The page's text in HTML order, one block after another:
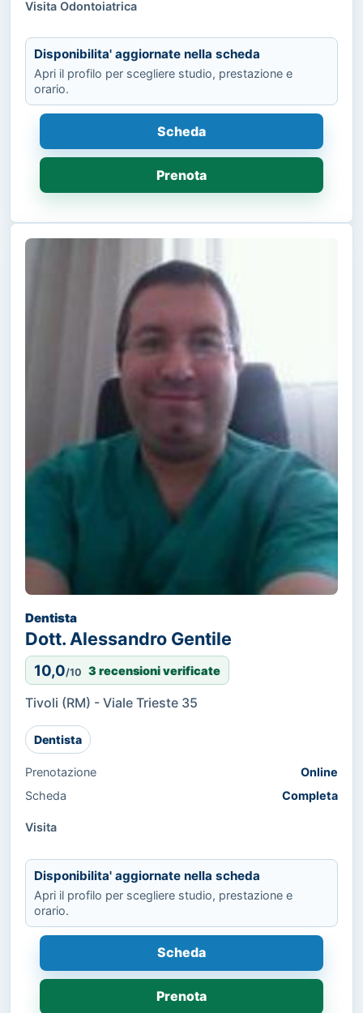
Visita Odontoiatrica
Disponibilita' aggiornate nella scheda
Apri il profilo per scegliere studio, prestazione e
orario.
Scheda
Prenota
Dentista
Dott. Alessandro Gentile
10,0/10 3 recensioni verificate
Tivoli (RM) - Viale Trieste 35
Dentista
Prenotazione
Online
Scheda
Completa
Visita
Disponibilita' aggiornate nella scheda
Apri il profilo per scegliere studio, prestazione e
orario.
Scheda
Prenota